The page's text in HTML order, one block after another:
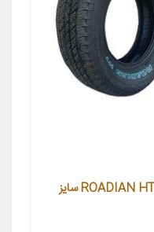
لاستیک خودرو جِی‌ پِلَنِت تایر مدل ROADIAN HT سایز